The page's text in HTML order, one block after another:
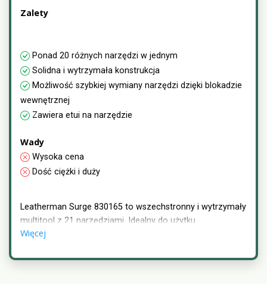
Zalety
Ponad 20 różnych narzędzi w jednym
Solidna i wytrzymała konstrukcja
Możliwość szybkiej wymiany narzędzi dzięki blokadzie
wewnętrznej
Zawiera etui na narzędzie
Wady
Wysoka cena
Dość ciężki i duży
Leatherman Surge 830165 to wszechstronny i wytrzymały
multitool z 21 narzędziami. Idealny do użytku
outdoorowego lub EDC.
Więcej